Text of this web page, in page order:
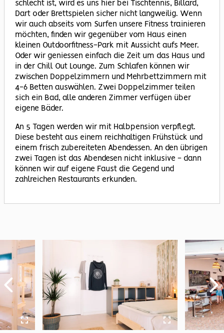
schlecht ist, wird es uns hier bei Tischtennis, Billard,
Dart oder Brettspielen sicher nicht langweilig. Wenn
wir auch abseits vom Surfen unsere Fitness trainieren
möchten, finden wir gegenüber vom Haus einen
kleinen Outdoorfitness-Park mit Aussicht aufs Meer.
Oder wir geniessen einfach die Zeit um das Haus und
in der Chill Out Lounge. Zum Schlafen können wir
zwischen Doppelzimmern und Mehrbettzimmern mit
4-6 Betten auswählen. Zwei Doppelzimmer teilen
sich ein Bad, alle anderen Zimmer verfügen über
eigene Bäder.
An 5 Tagen werden wir mit Halbpension verpflegt.
Diese besteht aus einem reichhaltigen Frühstück und
einem frisch zubereiteten Abendessen. An den übrigen
zwei Tagen ist das Abendesen nicht inklusive - dann
können wir auf eigene Faust die Gegend und
zahlreichen Restaurants erkunden.